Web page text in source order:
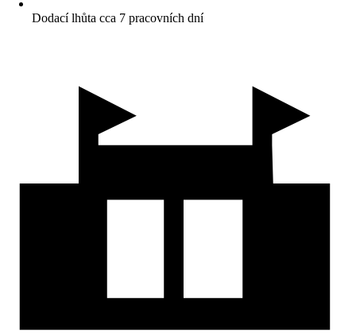
Dodací lhůta cca 7 pracovních dní